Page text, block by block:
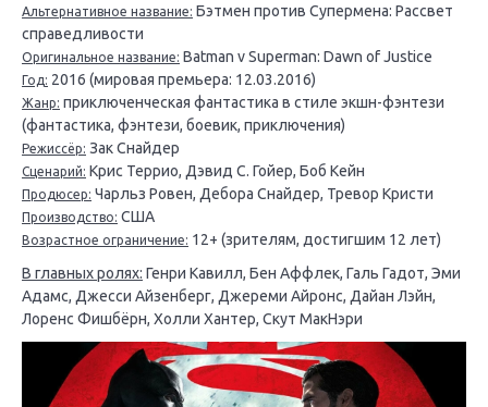
Альтернативное название: Бэтмен против Супермена: Рассвет
справедливости
Оригинальное название: Batman v Superman: Dawn of Justice
Год: 2016 (мировая премьера: 12.03.2016)
Жанр: приключенческая фантастика в стиле экшн-фэнтези
(фантастика, фэнтези, боевик, приключения)
Режиссёр: Зак Снайдер
Сценарий: Крис Террио, Дэвид С. Гойер, Боб Кейн
Продюсер: Чарльз Ровен, Дебора Снайдер, Тревор Кристи
Производство: США
Возрастное ограничение: 12+ (зрителям, достигшим 12 лет)
В главных ролях: Генри Кавилл, Бен Аффлек, Галь Гадот, Эми
Адамс, Джесси Айзенберг, Джереми Айронс, Дайан Лэйн,
Лоренс Фишбёрн, Холли Хантер, Скут МакНэри